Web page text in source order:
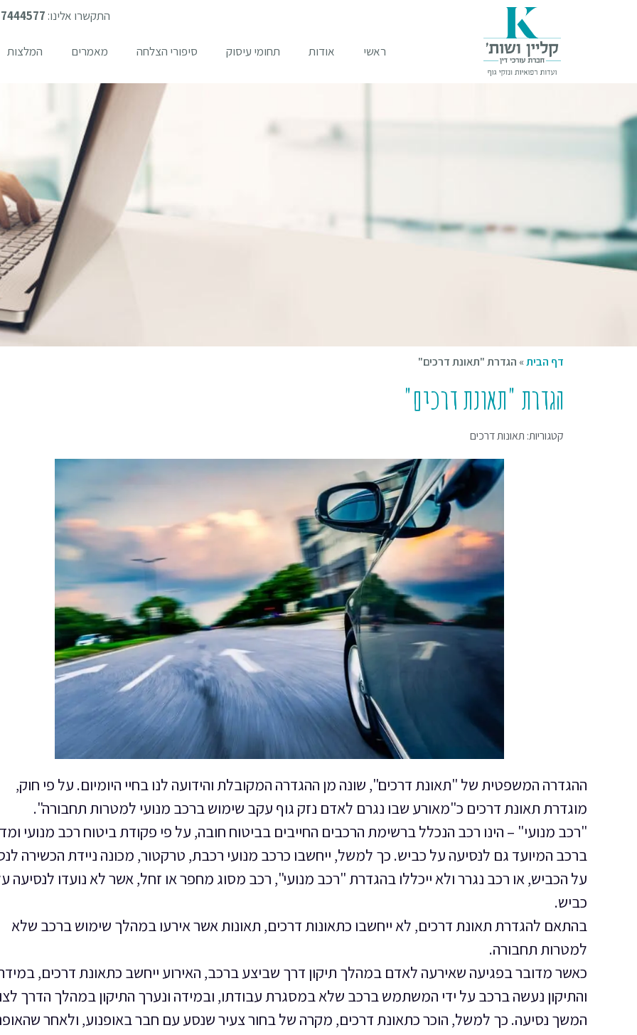
התקשרו אלינו:
ראשי אודות תחומי עיסוק סיפורי הצלחה מאמרים המלצות
דף הבית» הגדרת "תאונת דרכים"
הגדרת "תאונת דרכים"
קטגוריות: תאונות דרכים
ההגדרה המשפטית של "תאונת דרכים", שונה מן ההגדרה המקובלת והידועה לנו בחיי היומיום. על פי חוק,
מוגדרת תאונת דרכים כ"מאורע שבו נגרם לאדם נזק גוף עקב שימוש ברכב מנועי למטרות תחבורה".
"רכב מנועי" – הינו רכב הנכלל ברשימת הרכבים החייבים בביטוח חובה, על פי פקודת ביטוח רכב מנועי
ברכב המיועד גם לנסיעה על כביש. כך למשל, ייחשבו כרכב מנועי רכבת, טרקטור, מכונה ניידת הכשירה
על הכביש, או רכב נגרר ולא ייכללו בהגדרת "רכב מנועי", רכב מסוג מחפר או זחל, אשר לא נועדו לנסיעה
כביש.
בהתאם להגדרת תאונת דרכים, לא ייחשבו כתאונות דרכים, תאונות אשר אירעו במהלך שימוש ברכב שלא
למטרות תחבורה.
כאשר מדובר בפגיעה שאירעה לאדם במהלך תיקון דרך שביצע ברכב, האירוע ייחשב כתאונת דרכים,
והתיקון נעשה ברכב על ידי המשתמש ברכב שלא במסגרת עבודתו, ובמידה ונערך התיקון במהלך הדרך
המשך נסיעה. כך למשל, הוכר כתאונת דרכים, מקרה של בחור צעיר שנסע עם חבר באופנוע, ולאחר